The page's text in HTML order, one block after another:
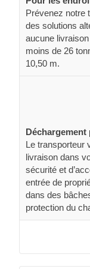
Prévenez notre
des solutions
aucune
moins de 26
10,50 m.
Le transporteur
livraison dans
sécurité et
entrée de
dans des
protection du